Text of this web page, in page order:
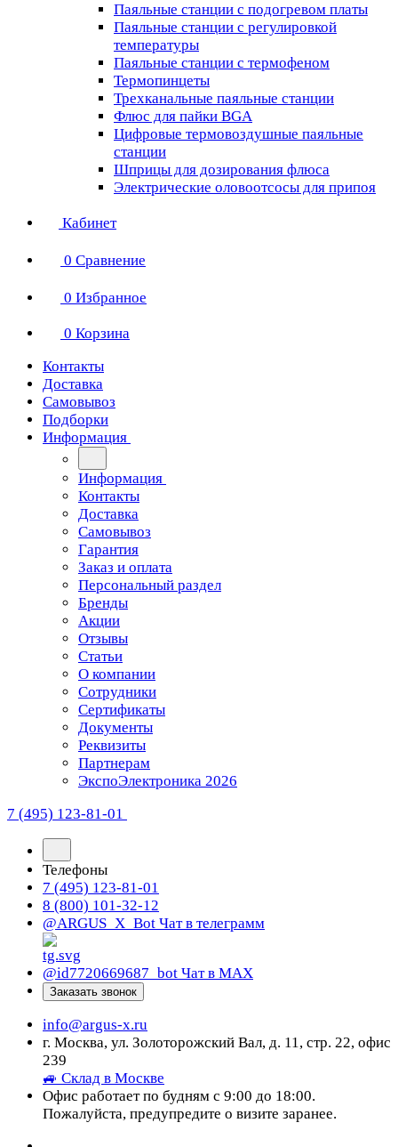
Паяльные станции с подогревом платы
Паяльные станции с регулировкой
температуры
Паяльные станции с термофеном
Термопинцеты
Трехканальные паяльные станции
Флюс для пайки BGA
Цифровые термовоздушные паяльные
станции
Шприцы для дозирования флюса
Электрические оловоотсосы для припоя
Кабинет
0 Сравнение
0 Избранное
0 Корзина
Контакты
Доставка
Самовывоз
Подборки
Информация
Информация
Контакты
Доставка
Самовывоз
Гарантия
Заказ и оплата
Персональный раздел
Бренды
Акции
Отзывы
Статьи
О компании
Сотрудники
Сертификаты
Документы
Реквизиты
Партнерам
ЭкспоЭлектроника 2026
7 (495) 123-81-01
Телефоны
7 (495) 123-81-01
8 (800) 101-32-12
@ARGUS_X_Bot Чат в телеграмм
@id7720669687_bot Чат в МАХ
Заказать звонок
info@argus-x.ru
г. Москва, ул. Золоторожский Вал, д. 11, стр. 22, офис
239
🚙 Склад в Москве
Офис работает по будням с 9:00 до 18:00.
Пожалуйста, предупредите о визите заранее.